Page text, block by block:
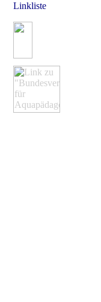
Linkliste